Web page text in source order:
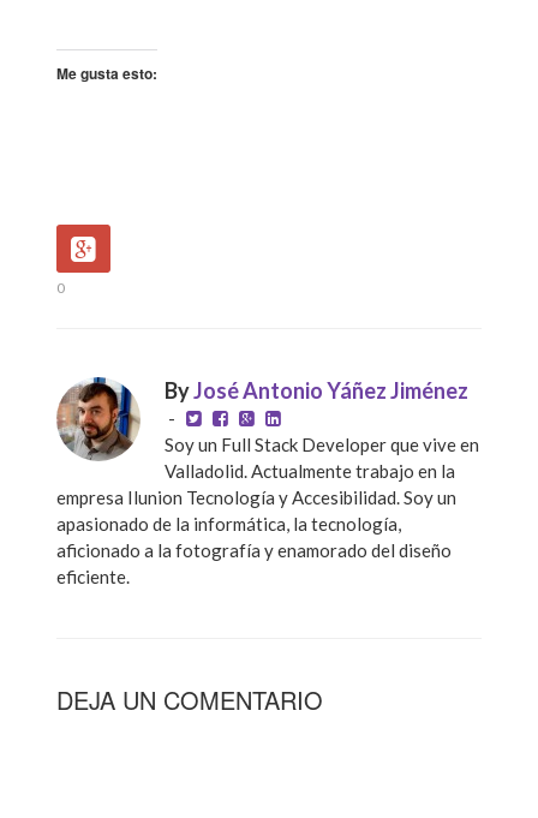
Me gusta esto:
0
ByJosé Antonio Yáñez Jiménez
-
Soy un Full Stack Developer que vive en
Valladolid. Actualmente trabajo en la
empresa Ilunion Tecnología y Accesibilidad. Soy un
apasionado de la informática, la tecnología,
aficionado a la fotografía y enamorado del diseño
eficiente.
DEJA UN COMENTARIO